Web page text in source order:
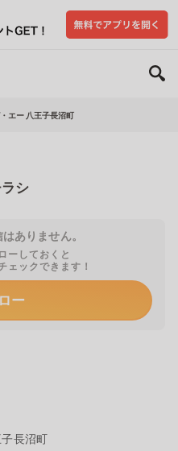
エー 八王子長沼町
シ
ありません。
ーしておくと
ェックできます！
ー
長沼町